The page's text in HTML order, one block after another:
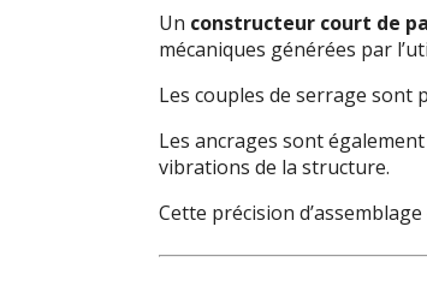
Un constructeur court de
mécaniques générées par
Les couples de serrage sont
Les ancrages sont
vibrations de la structure.
Cette précision